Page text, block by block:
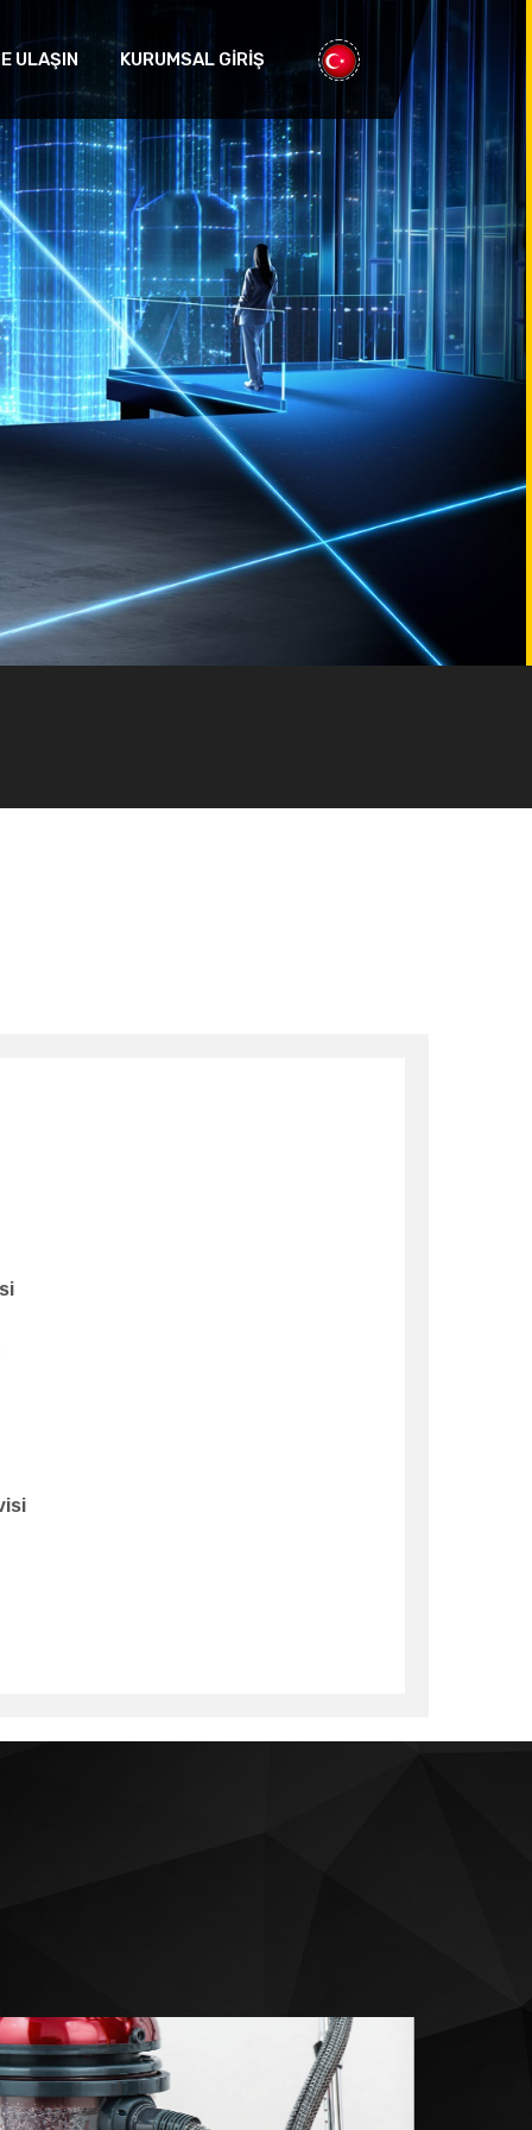
ULAŞIN KURUMSAL GİRİŞ